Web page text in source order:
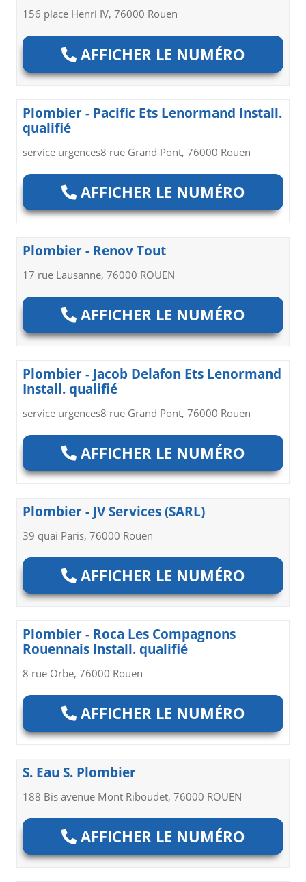
156 place Henri IV, 76000 Rouen
AFFICHER LE NUMÉRO
Plombier - Pacific Ets Lenormand Install.
qualifié
service urgences8 rue Grand Pont, 76000 Rouen
AFFICHER LE NUMÉRO
Plombier - Renov Tout
17 rue Lausanne, 76000 ROUEN
AFFICHER LE NUMÉRO
Plombier - Jacob Delafon Ets Lenormand
Install. qualifié
service urgences8 rue Grand Pont, 76000 Rouen
AFFICHER LE NUMÉRO
Plombier - JV Services (SARL)
39 quai Paris, 76000 Rouen
AFFICHER LE NUMÉRO
Plombier - Roca Les Compagnons
Rouennais Install. qualifié
8 rue Orbe, 76000 Rouen
AFFICHER LE NUMÉRO
S. Eau S. Plombier
188 Bis avenue Mont Riboudet, 76000 ROUEN
AFFICHER LE NUMÉRO